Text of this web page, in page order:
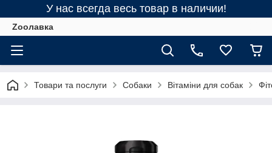
У нас всегда весь товар в наличии!
Zooлавка
Товари та послуги Собаки Вітаміни для собак